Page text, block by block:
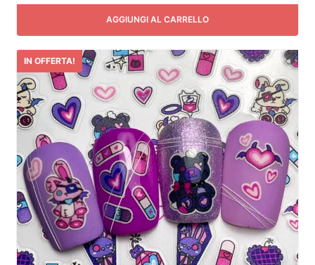
AGGIUNGI AL CARRELLO
IN OFFERTA!